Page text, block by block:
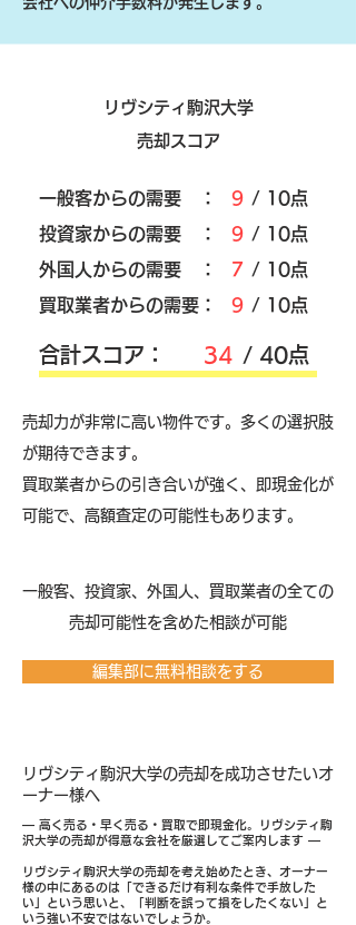
リヴシティ駒沢大学
売却スコア
​一般客からの需要 ： 9 / 10点
​投資家からの需要 ：
9 / 10点
外国人からの需要 ：
7 / 10点
買取業者からの需要：
9 / 10点
​合計スコア： 34 / 40点
売却力が非常に高い物件です。多くの選択肢
が期待できます。
買取業者からの引き合いが強く、即現金化が
可能で、高額査定の可能性もあります。
​一般客、投資家、外国人、買取業者の全ての
売却可能性を含めた相談が可能
編集部に無料相談をする
リヴシティ駒沢大学の売却を成功させたいオ
ーナー様へ
― 高く売る・早く売る・買取で即現金化。リヴシティ駒
沢大学の売却が得意な会社を厳選してご案内します ―
リヴシティ駒沢大学の売却を考え始めたとき、オーナー
様の中にあるのは「できるだけ有利な条件で手放した
い」という思いと、「判断を誤って損をしたくない」と
いう強い不安ではないでしょうか。